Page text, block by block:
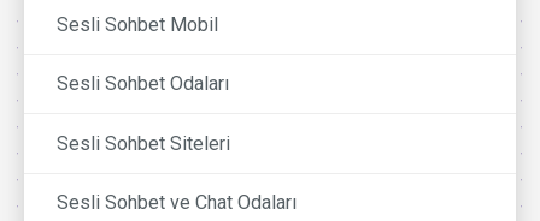
Sesli Sohbet Mobil
Sesli Sohbet Odaları
Sesli Sohbet Siteleri
Sesli Sohbet ve Chat Odaları